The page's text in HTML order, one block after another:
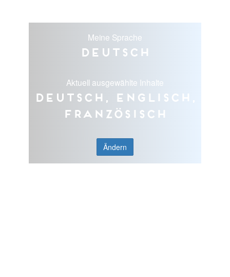
Meine Sprache
Deutsch
Aktuell ausgewählte Inhalte
Deutsch, Englisch,
Französisch
Ändern